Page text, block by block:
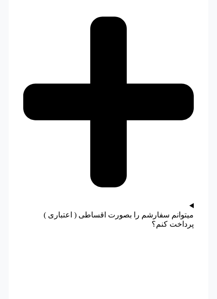
میتوانم سفارشم را بصورت اقساطی ( اعتباری )
پرداخت کنم؟